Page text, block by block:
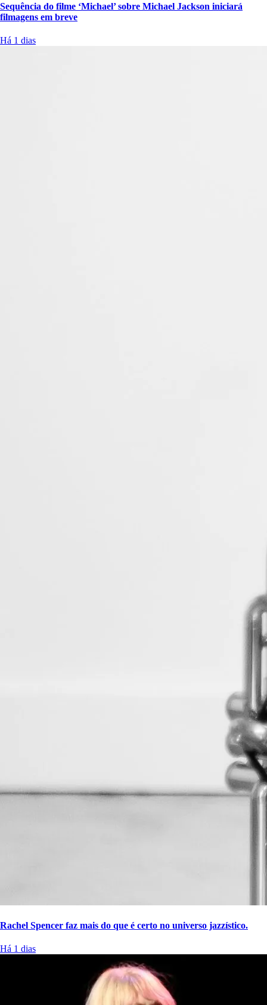
Sequência do filme ‘Michael’ sobre Michael Jackson iniciará
filmagens em breve
Há 1 dias
Rachel Spencer faz mais do que é certo no universo jazzístico.
Há 1 dias